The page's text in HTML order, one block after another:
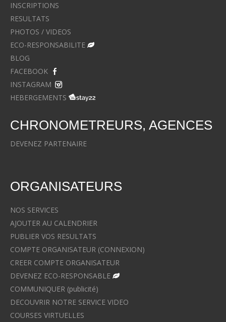
INSCRIPTIONS
RESULTATS
PHOTOS / VIDEOS
ECO-RESPONSABILITE
BLOG
FACEBOOK
INSTAGRAM
HEBERGEMENTS
CHRONOMETREURS, AGENCES
DEVENEZ PARTENAIRE
ORGANISATEURS
NOS SERVICES
AJOUTER AU CALENDRIER
PUBLIER VOS RESULTATS
COMPTE ORGANISATEUR (CONNEXION)
CREER COMPTE ORGANISATEUR
DEVENEZ ECO-RESPONSABLE
COMMUNIQUER (publicité)
DECOUVRIR NOTRE SERVICE VIDEO
COURSES VIRTUELLES